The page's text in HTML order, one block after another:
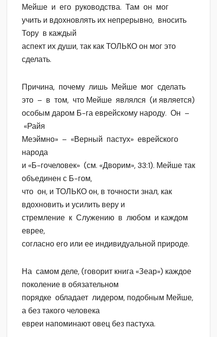
Мейше и его руководства. Там он мог
учить и вдохновлять их непрерывно, вносить
Тору в каждый
аспект их души, так как ТОЛЬКО он мог это
сделать.
Причина, почему лишь Мейше мог сделать
это – в том, что Мейше являлся (и является)
особым даром Б-га еврейскому народу. Он –
«Райя
Меэймно» – «Верный пастух» еврейского
народа
и «Б-гочеловек» (см. «Дворим», 33:1). Мейше так
объединен с Б-гом,
что он, и ТОЛЬКО он, в точности знал, как
вдохновить и усилить веру и
стремление к Служению в любом и каждом
еврее,
согласно его или ее индивидуальной природе.
На самом деле, (говорит книга «Зеар») каждое
поколение в обязательном
порядке обладает лидером, подобным Мейше,
а без такого человека
евреи напоминают овец без пастуха.